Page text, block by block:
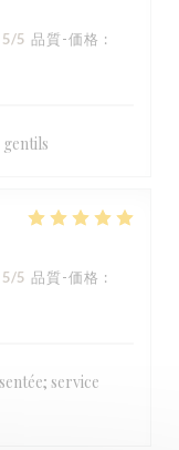
5/5 品質-価格 :
5/5 品質-価格 :
service